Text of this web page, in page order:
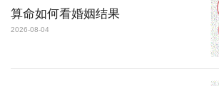
算命如何看婚姻结果
2026-08-04